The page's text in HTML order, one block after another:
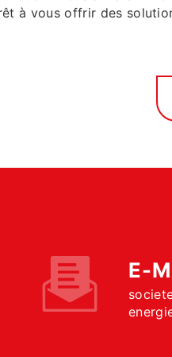
à vous offrir des
E-